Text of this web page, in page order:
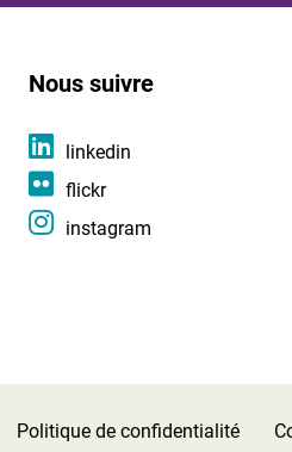
Nous suivre
linkedin
flickr
instagram
Politique de confidentialité